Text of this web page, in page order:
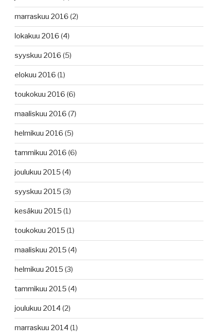
marraskuu 2016 (2)
lokakuu 2016 (4)
syyskuu 2016 (5)
elokuu 2016 (1)
toukokuu 2016 (6)
maaliskuu 2016 (7)
helmikuu 2016 (5)
tammikuu 2016 (6)
joulukuu 2015 (4)
syyskuu 2015 (3)
kesäkuu 2015 (1)
toukokuu 2015 (1)
maaliskuu 2015 (4)
helmikuu 2015 (3)
tammikuu 2015 (4)
joulukuu 2014 (2)
marraskuu 2014 (1)